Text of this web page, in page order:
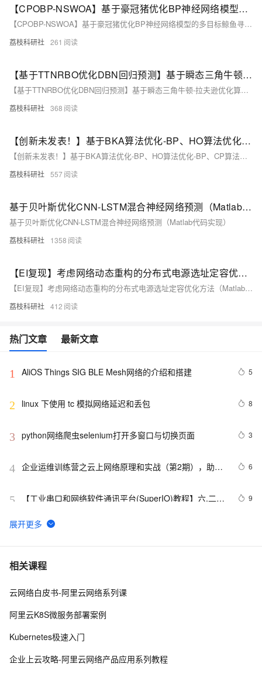
【CPOBP-NSWOA】基于豪冠猪优化BP神经网络模型的多目标鲸鱼寻优算法研究（Matlab代码实现）
【CPOBP-NSWOA】基于豪冠猪优化BP神经网络模型的多目标鲸鱼寻优算法研究（Matlab代码实现）
荔枝科研社 261
【基于TTNRBO优化DBN回归预测】基于瞬态三角牛顿-拉夫逊优化算法（TTNRBO）优化深度信念网络（DBN）数据回归预测研究（Matlab代码实现）
【基于TTNRBO优化DBN回归预测】基于瞬态三角牛顿-拉夫逊优化算法（TTNRBO）优化深度信念网络（DBN）数据回归预测研究（Matlab代码实现）
荔枝科研社 368
【创新未发表！】基于BKA算法优化-BP、HO算法优化-BP、CP算法优化-BP、GOOSE算法优化-BP、NRBO算法优化-BP神经网络回归预测比较研究（Matlab代码）
【创新未发表！】基于BKA算法优化-BP、HO算法优化-BP、CP算法优化-BP、GOOSE算法优化-BP、NRBO算法优化-BP神经网络回归预测比较研究（Matlab代码）
荔枝科研社 557
基于贝叶斯优化CNN-LSTM混合神经网络预测（Matlab代码实现）
基于贝叶斯优化CNN-LSTM混合神经网络预测（Matlab代码实现）
荔枝科研社 1358
【EI复现】考虑网络动态重构的分布式电源选址定容优化方法（Matlab代码实现）
【EI复现】考虑网络动态重构的分布式电源选址定容优化方法（Matlab代码实现）
荔枝科研社 412
热门文章 最新文章
1 AliOS Things SIG BLE Mesh网络的介绍和搭建 5
2 linux 下使用 tc 模拟网络延迟和丢包 8
3 python网络爬虫selenium打开多窗口与切换页面 3
4 企业运维训练营之云上网络原理和实战（第2期），助力
6
5
【工业串口和网络软件通讯平台(SuperIO)教程】六.二次
9
6
TPAMI 2024：计算机视觉中基于图神经网络和图
7 【学习记录】《DeepLearning.ai》第十课：卷积神经网
8 深入理解深度学习中的卷积神经网络（CNN）：从原理到
助
10网络编程懒人入门(十四)：到底什么是Socket？一文即
相关课程
云网络白皮书-阿里云网络系列课
阿里云K8S微服务部署案例
Kubernetes极速入门
企业上云攻略-阿里云网络产品应用系列教程